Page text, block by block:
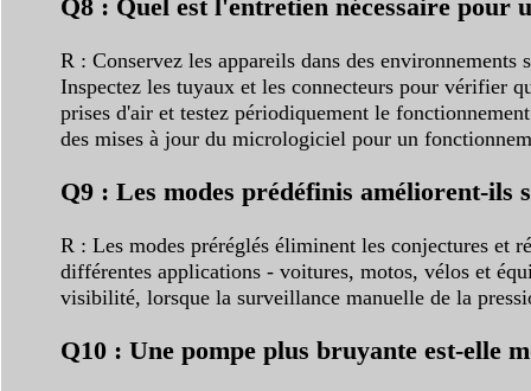
Q8 : Quel est l'entretien nécessaire pour
R : Conservez les appareils dans des
Inspectez les tuyaux et les connecteurs pour vérifier
prises d'air et testez périodiquement le
des mises à jour du micrologiciel pour un
Q9 : Les modes prédéfinis améliorent-ils
R : Les modes préréglés éliminent les conjectures et
différentes applications - voitures, motos, vélos et
visibilité, lorsque la surveillance manuelle de la
Q10 : Une pompe plus bruyante est-elle